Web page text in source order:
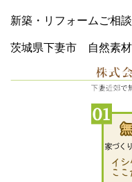
新築・リフォームご相談
茨城県下妻市 自然素